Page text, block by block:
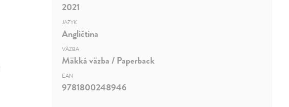
2021
JAZYK
Angličtina
VÄZBA
Mäkká väzba / Paperback
EAN
9781800248946